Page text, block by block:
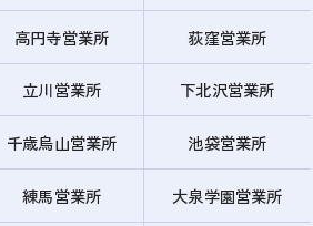
高円寺営業所 荻窪営業所
立川営業所 下北沢営業所
千歳烏山営業所 池袋営業所
練馬営業所 大泉学園営業所